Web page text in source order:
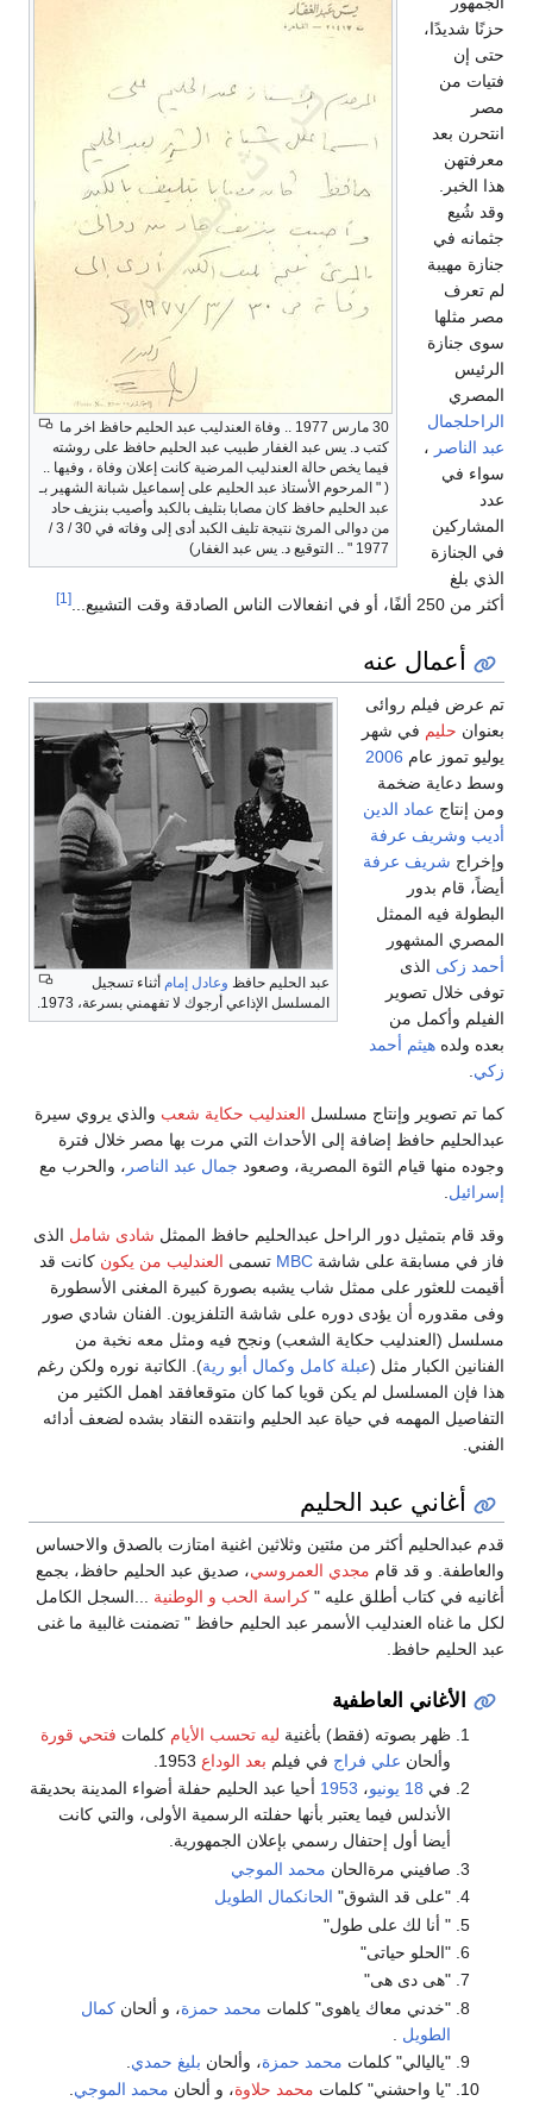
30 مارس 1977 .. وفاة العندليب عبد الحليم حافظ اخر ما
كتب د. يس عبد الغفار طبيب عبد الحليم حافظ على روشته
فيما يخص حالة العندليب المرضية كانت إعلان وفاة ، وفيها ..
( " المرحوم الأستاذ عبد الحليم على إسماعيل شبانة الشهير بـ
عبد الحليم حافظ كان مصابا بتليف بالكبد وأصيب بنزيف حاد
من دوالى المرئ نتيجة تليف الكبد أدى إلى وفاته في 30 / 3 /
1977 " .. التوقيع د. يس عبد الغفار)
حزنًا شديدًا،
حتى إن
فتيات من
مصر
انتحرن بعد
معرفتهن
هذا الخبر.
وقد شُيع
جثمانه في
جنازة مهيبة
لم تعرف
مصر مثلها
سوى جنازة
الرئيس
المصري
الراحلجمال
عبد الناصر ،
سواء في
عدد
المشاركين
في الجنازة
الذي بلغ
أكثر من 250 ألفًا، أو في انفعالات الناس الصادقة وقت التشييع...
[1]
أعمال عنه
عبد الحليم حافظ وعادل إمام أثناء تسجيل
المسلسل الإذاعي أرجوك لا تفهمني بسرعة، 1973.
تم عرض فيلم روائى
بعنوان حليم في شهر
يوليو تموز عام 2006
وسط دعاية ضخمة
ومن إنتاج عماد الدين
أديب وشريف عرفة
وإخراج شريف عرفة
أيضاً، قام بدور
البطولة فيه الممثل
المصري المشهور
أحمد زكى الذى
توفى خلال تصوير
الفيلم وأكمل من
بعده ولده هيثم أحمد
زكي
كما تم تصوير وإنتاج مسلسل العندليب حكاية شعب والذي يروي سيرة
عبدالحليم حافظ إضافة إلى الأحداث التي مرت بها مصر خلال فترة
وجوده منها قيام الثوة المصرية، وصعود جمال عبد الناصر ، والحرب مع
إسرائيل
وقد قام بتمثيل دور الراحل عبدالحليم حافظ الممثل شادى شامل الذى
فاز في مسابقة على شاشة MBC تسمى العندليب من يكون كانت قد
أقيمت للعثور على ممثل شاب يشبه بصورة كبيرة المغنى الأسطورة
وفى مقدوره أن يؤدى دوره على شاشة التلفزيون. الفنان شادي صور
مسلسل (العندليب حكاية الشعب) ونجح فيه ومثل معه نخبة من
الفنانين الكبار مثل (عبلة كامل وكمال أبو رية). الكاتبة نوره ولكن رغم
هذا فإن المسلسل لم يكن قويا كما كان متوقعافقد اهمل الكثير من
التفاصيل المهمه في حياة عبد الحليم وانتقده النقاد بشده لضعف أدائه
الفني.
أغاني عبد الحليم
قدم عبدالحليم أكثر من مئتين وثلاثين اغنية امتازت بالصدق والاحساس
والعاطفة. و قد قام مجدي العمروسي، صديق عبد الحليم حافظ، بجمع
أغانيه في كتاب أطلق عليه " كراسة الحب و الوطنية ...السجل الكامل
لكل ما غناه العندليب الأسمر عبد الحليم حافظ " تضمنت غالبية ما غنى
عبد الحليم حافظ.
الأغاني العاطفية
ظهر بصوته (فقط) بأغنية ليه تحسب الأيام كلمات فتحي قورة
وألحان علي فراج في فيلم بعد الوداع
في 18 يونيو ، 1953 أحيا عبد الحليم حفلة أضواء المدينة بحديقة
الأندلس فيما يعتبر بأنها حفلته الرسمية الأولى، والتي كانت
أيضا أول إحتفال رسمي بإعلان الجمهورية.
صافيني مرةالحان محمد الموجي
"على قد الشوق" الحانكمال الطويل
" أنا لك على طول"
"الحلو حياتى"
"هى دى هى"
"خدني معاك ياهوى" كلمات محمد حمزة، و ألحان كمال
الطويل
"ياليالي" كلمات محمد حمزة، وألحان بليغ حمدي
"يا واحشني" كلمات محمد حلاوة، و ألحان محمد الموجي.